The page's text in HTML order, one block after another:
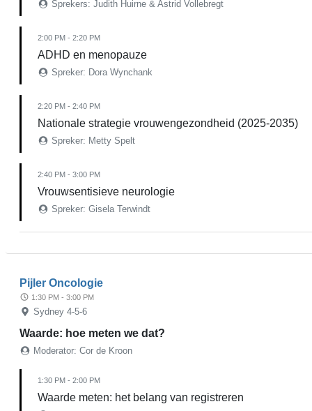
Sprekers: Judith Huirne & Astrid Vollebregt
2:00 PM - 2:20 PM
ADHD en menopauze
Spreker: Dora Wynchank
2:20 PM - 2:40 PM
Nationale strategie vrouwengezondheid (2025-2035)
Spreker: Metty Spelt
2:40 PM - 3:00 PM
Vrouwsentisieve neurologie
Spreker: Gisela Terwindt
Pijler Oncologie
1:30 PM - 3:00 PM
Sydney 4-5-6
Waarde: hoe meten we dat?
Moderator: Cor de Kroon
1:30 PM - 2:00 PM
Waarde meten: het belang van registreren